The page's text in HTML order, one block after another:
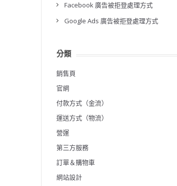
Facebook 廣告被拒登處理方式
Google Ads 廣告被拒登處理方式
分類
銷售頁
官網
付款方式（金流）
運送方式（物流）
營運
第三方服務
訂單＆購物車
網站設計